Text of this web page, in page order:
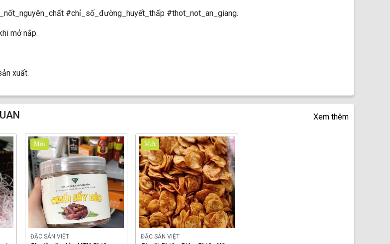
#chỉ_số_đường_huyết_thấp #thot_not_an_giang.
mở nắp.
xuất.
Xem thêm
ĐẶC SẢN VIỆT
Mới
ĐẶC SẢN VIỆT
Mới